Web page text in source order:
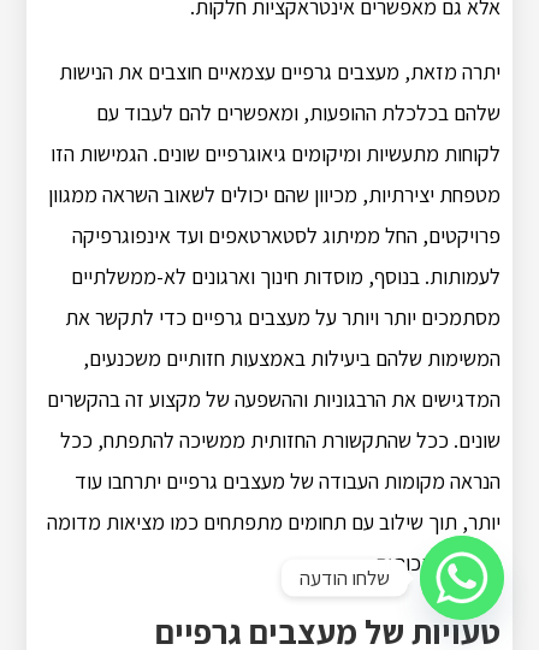
אלא גם מאפשרים אינטראקציות חלקות.
יתרה מזאת, מעצבים גרפיים עצמאיים חוצבים את הנישות
שלהם בכלכלת ההופעות, ומאפשרים להם לעבוד עם
לקוחות מתעשיות ומיקומים גיאוגרפיים שונים. הגמישות הזו
מטפחת יצירתיות, מכיוון שהם יכולים לשאוב השראה ממגוון
פרויקטים, החל ממיתוג לסטארטאפים ועד אינפוגרפיקה
לעמותות. בנוסף, מוסדות חינוך וארגונים לא-ממשלתיים
מסתמכים יותר ויותר על מעצבים גרפיים כדי לתקשר את
המשימות שלהם ביעילות באמצעות חזותיים משכנעים,
המדגישים את הרבגוניות וההשפעה של מקצוע זה בהקשרים
שונים. ככל שהתקשורת החזותית ממשיכה להתפתח, ככל
הנראה מקומות העבודה של מעצבים גרפיים יתרחבו עוד
יותר, תוך שילוב עם תחומים מתפתחים כמו מציאות מדומה
ובינה מלאכותית.
טעויות של מעצבים גרפיים
שלחו הודעה